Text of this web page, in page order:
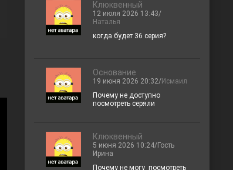
Клюквенный
12 июля 2026 13:43/
Наталья
когда будет 36 серия?
Основание
19 июня 2026 20:32/Исмаил
Почему не доступно
посмотреть серяли
Клюквенный
5 июня 2026 10:24/Гость
Ирина
Почему не могу посмотреть